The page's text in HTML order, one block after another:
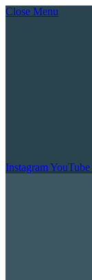
Close Menu
InstagramYouTube